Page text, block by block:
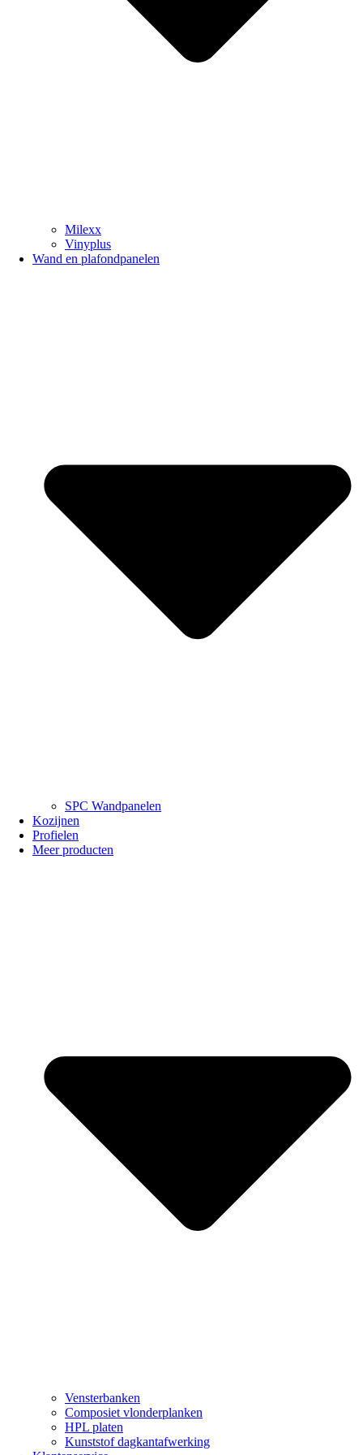
Milexx
Vinyplus
Wand en plafondpanelen
SPC Wandpanelen
Kozijnen
Profielen
Meer producten
Vensterbanken
Composiet vlonderplanken
HPL platen
Kunststof dagkantafwerking